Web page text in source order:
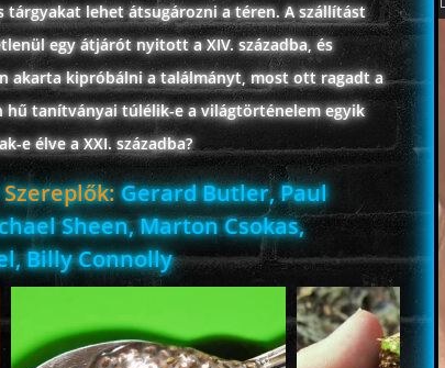
tárgyakat lehet átsugározni a téren. A szállítást
egy átjárót nyitott a XIV. századba, és
akarta kipróbálni a találmányt, most ott ragadt a
hű tanítványai túlélik-e a világtörténelem egyik
e élve a XXI. századba?
Szereplők:Gerard Butler, Paul
Sheen, Marton Csokas,
Billy Connolly